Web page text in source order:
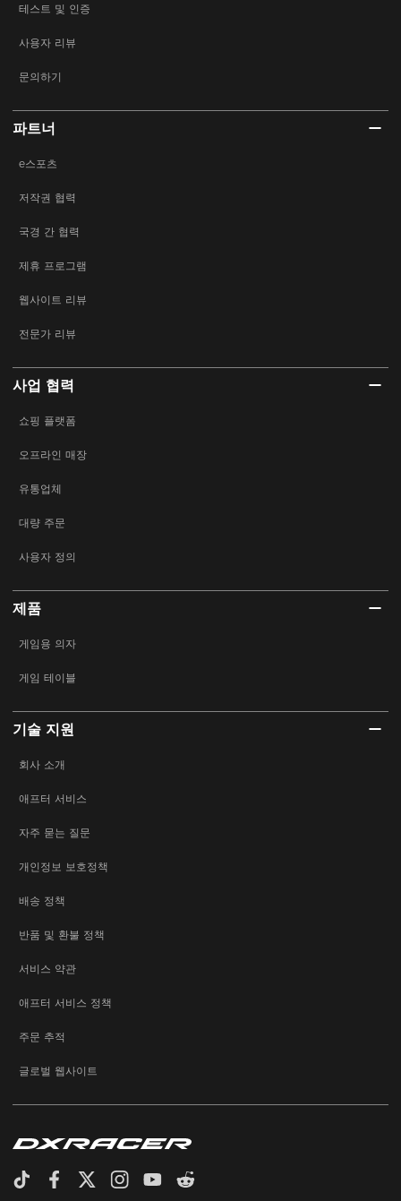
테스트 및 인증
사용자 리뷰
문의하기
파트너
e스포츠
저작권 협력
국경 간 협력
제휴 프로그램
웹사이트 리뷰
전문가 리뷰
사업 협력
쇼핑 플랫폼
오프라인 매장
유통업체
대량 주문
사용자 정의
제품
게임용 의자
게임 테이블
기술 지원
회사 소개
애프터 서비스
자주 묻는 질문
개인정보 보호정책
배송 정책
반품 및 환불 정책
서비스 약관
애프터 서비스 정책
주문 추적
글로벌 웹사이트